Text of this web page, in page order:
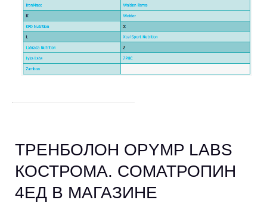
ТРЕНБОЛОН OPYMP LABS
КОСТРОМА. CОМАТРОПИН
4ЕД В МАГАЗИНЕ